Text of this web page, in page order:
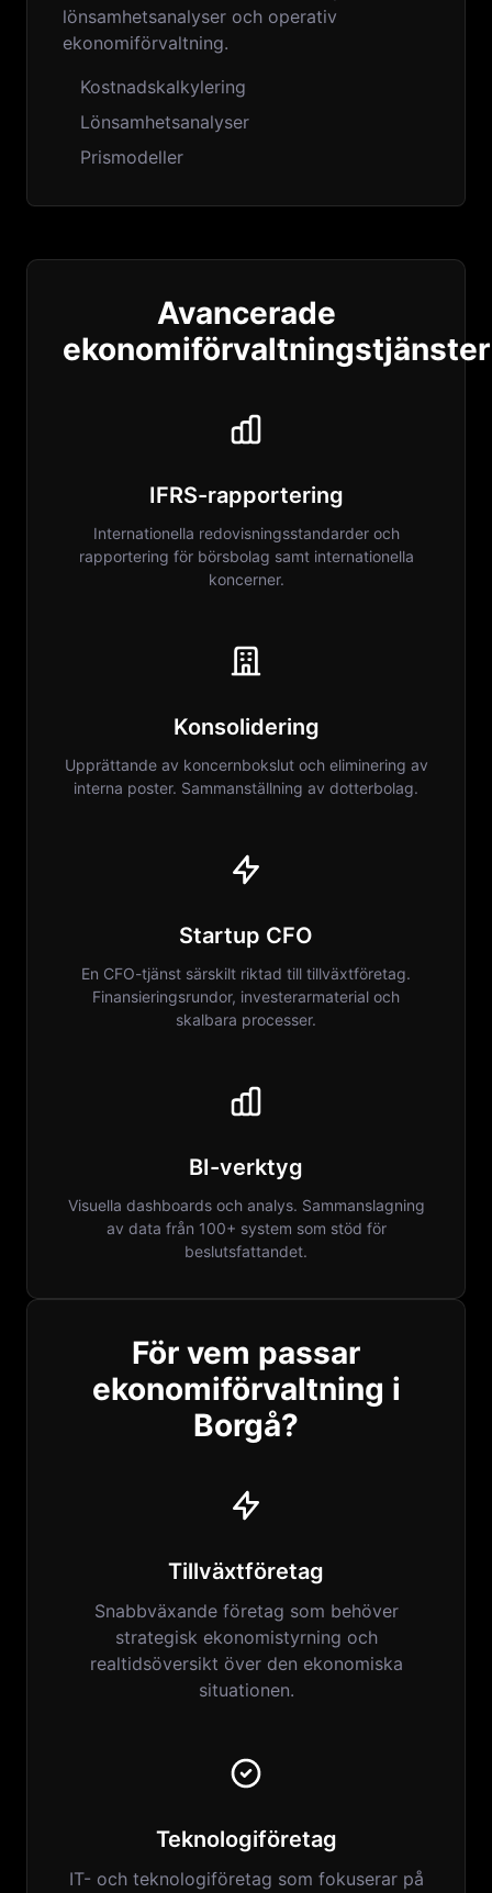
lönsamhetsanalyser och operativ
ekonomiförvaltning.
Kostnadskalkylering
Lönsamhetsanalyser
Prismodeller
Avancerade
ekonomiförvaltningstjänster
IFRS-rapportering
Internationella redovisningsstandarder och
rapportering för börsbolag samt internationella
koncerner.
Konsolidering
Upprättande av koncernbokslut och eliminering av
interna poster. Sammanställning av dotterbolag.
Startup CFO
En CFO-tjänst särskilt riktad till tillväxtföretag.
Finansieringsrundor, investerarmaterial och
skalbara processer.
BI-verktyg
Visuella dashboards och analys. Sammanslagning
av data från 100+ system som stöd för
beslutsfattandet.
För vem passar
ekonomiförvaltning i
Borgå?
Tillväxtföretag
Snabbväxande företag som behöver
strategisk ekonomistyrning och
realtidsöversikt över den ekonomiska
situationen.
Teknologiföretag
IT- och teknologiföretag som fokuserar på